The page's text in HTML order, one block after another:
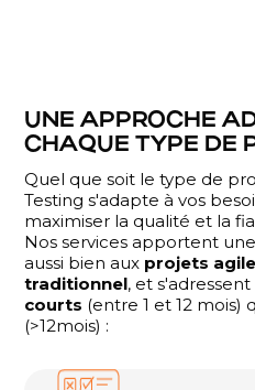
UNE APPROCHE
CHAQUE TYPE DE
Quel que soit le type de
Testing s'adapte à vos
maximiser la qualité et la
Nos services apportent
aussi bien aux projets
traditionnel, et
courts (entre 1 et 12 mois)
(>12mois) :